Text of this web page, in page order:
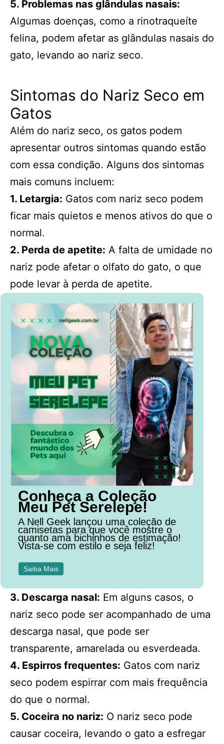
5. Problemas nas glândulas nasais:
Algumas doenças, como a rinotraqueíte
felina, podem afetar as glândulas nasais do
gato, levando ao nariz seco.
Sintomas do Nariz Seco em
Gatos
Além do nariz seco, os gatos podem
apresentar outros sintomas quando estão
com essa condição. Alguns dos sintomas
mais comuns incluem:
1. Letargia: Gatos com nariz seco podem
ficar mais quietos e menos ativos do que o
normal.
2. Perda de apetite: A falta de umidade no
nariz pode afetar o olfato do gato, o que
pode levar à perda de apetite.
Conheça a Coleção
Meu Pet Serelepe!
A Nell Geek lançou uma coleção de
camisetas para que você mostre o
quanto ama bichinhos de estimação!
Vista-se com estilo e seja feliz!
Saiba Mais
3. Descarga nasal: Em alguns casos, o
nariz seco pode ser acompanhado de uma
descarga nasal, que pode ser
transparente, amarelada ou esverdeada.
4. Espirros frequentes: Gatos com nariz
seco podem espirrar com mais frequência
do que o normal.
5. Coceira no nariz: O nariz seco pode
causar coceira, levando o gato a esfregar